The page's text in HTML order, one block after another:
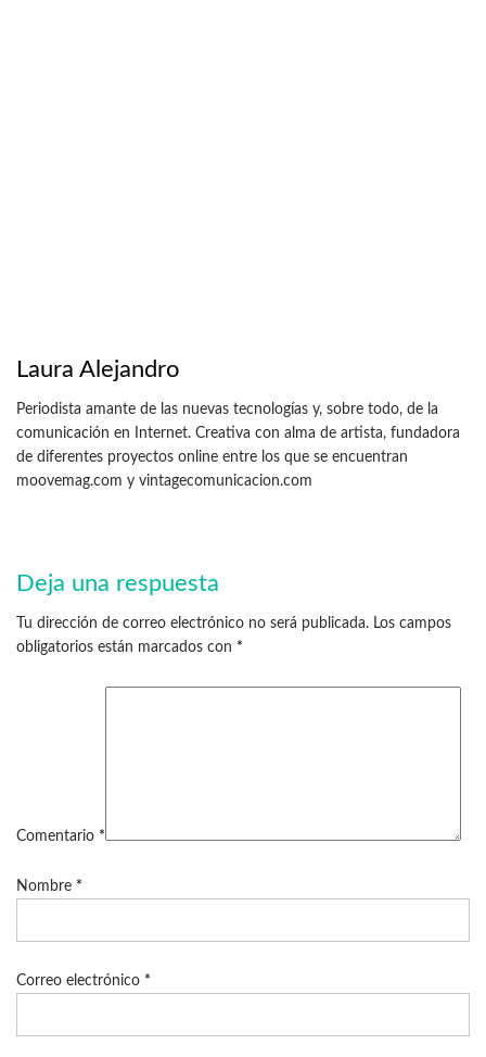
Laura Alejandro
Periodista amante de las nuevas tecnologías y, sobre todo, de la
comunicación en Internet. Creativa con alma de artista, fundadora
de diferentes proyectos online entre los que se encuentran
moovemag.com y vintagecomunicacion.com
Deja una respuesta
Tu dirección de correo electrónico no será publicada. Los campos
obligatorios están marcados con *
Comentario *
Nombre *
Correo electrónico *